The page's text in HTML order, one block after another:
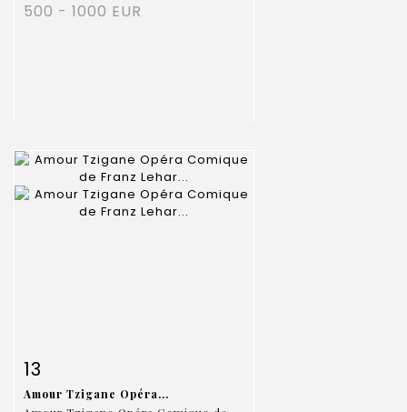
500 - 1000 EUR
13
Amour Tzigane Opéra...